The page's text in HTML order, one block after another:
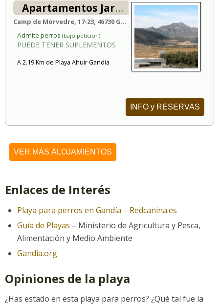
Apartamentos Jardines de Gandía I y II 3000
Camp de Morvedre, 17-23, 46730 Gandía, España
Admite perros (bajo peticion)
PUEDE TENER SUPLEMENTOS
A 2.19 Km de Playa Ahuir Gandia
INFO y RESERVAS
VER MÁS ALOJAMIENTOS
Enlaces de Interés
Playa para perros en Gandía – Redcanina.es
Guía de Playas – Ministerio de Agricultura y Pesca,
Alimentación y Medio Ambiente
Gandia.org
Opiniones de la playa
¿Has estado en esta playa para perros? ¿Qué tal fue la